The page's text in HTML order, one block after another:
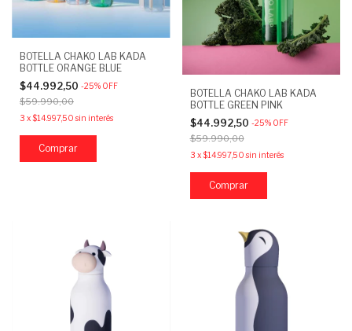
BOTELLA CHAKO LAB KADA
BOTTLE ORANGE BLUE
$44.992,50 -25% OFF
$59.990,00
3 x$14.997,50 sin interés
BOTELLA CHAKO LAB KADA
BOTTLE GREEN PINK
$44.992,50 -25% OFF
$59.990,00
3 x$14.997,50 sin interés